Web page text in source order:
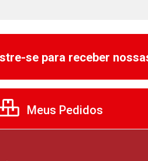
se para receber
Meus Pedidos